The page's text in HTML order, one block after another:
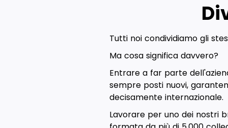
Tutti noi condividiamo gli
Ma cosa significa davvero?
Entrare a far parte
sempre posti nuovi,
decisamente internazionale.
Lavorare per uno dei nostri